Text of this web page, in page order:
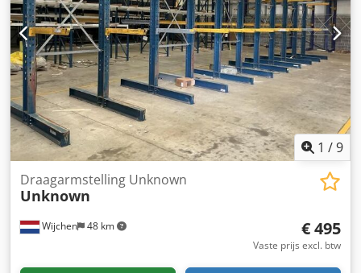
1 /9
Wijchen 48 km
Draagarmstelling Unknown
Unknown
€ 495
Vaste prijs excl. btw